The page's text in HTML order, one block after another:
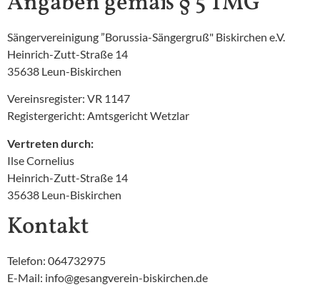
Sängervereinigung ”Borussia-Sängergruß" Biskirchen e.V.
Heinrich-Zutt-Straße 14
35638 Leun-Biskirchen
Vereinsregister: VR 1147
Registergericht: Amtsgericht Wetzlar
Vertreten durch:
Ilse Cornelius
Heinrich-Zutt-Straße 14
35638 Leun-Biskirchen
Kontakt
Telefon: 064732975
E-Mail: info@gesangverein-biskirchen.de